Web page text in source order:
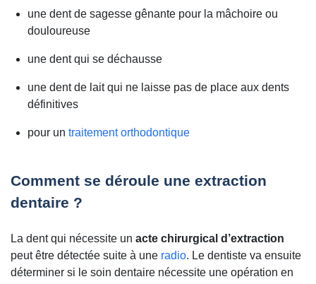
une dent de sagesse gênante pour la mâchoire ou
douloureuse
une dent qui se déchausse
une dent de lait qui ne laisse pas de place aux dents
définitives
pour un traitement orthodontique
Comment se déroule une extraction
dentaire ?
La dent qui nécessite un acte chirurgical d’extraction
peut être détectée suite à une radio. Le dentiste va ensuite
déterminer si le soin dentaire nécessite une opération en